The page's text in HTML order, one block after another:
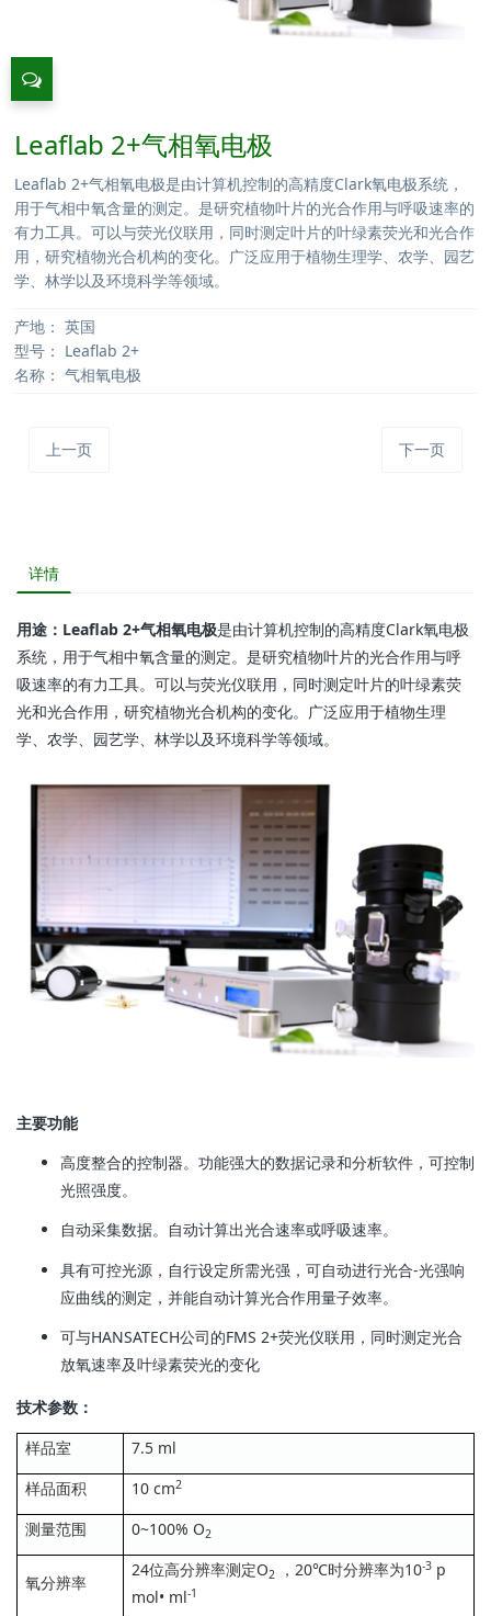
Leaflab 2+气相氧电极
Leaflab 2+气相氧电极是由计算机控制的高精度Clark氧电极系统，
用于气相中氧含量的测定。是研究植物叶片的光合作用与呼吸速率的
有力工具。可以与荧光仪联用，同时测定叶片的叶绿素荧光和光合作
用，研究植物光合机构的变化。广泛应用于植物生理学、农学、园艺
学、林学以及环境科学等领域。
产地： 英国
型号： Leaflab 2+
名称： 气相氧电极
上一页 下一页
详情
用途： Leaflab 2+气相氧电极是由计算机控制的高精度Clark氧电极
系统，用于气相中氧含量的测定。是研究植物叶片的光合作用与呼
吸速率的有力工具。可以与荧光仪联用，同时测定叶片的叶绿素荧
光和光合作用，研究植物光合机构的变化。广泛应用于植物生理
学、农学、园艺学、林学以及环境科学等领域。
主要功能
高度整合的控制器。功能强大的数据记录和分析软件，可控制
光照强度。
自动采集数据。自动计算出光合速率或呼吸速率。
具有可控光源，自行设定所需光强，可自动进行光合-光强响
应曲线的测定，并能自动计算光合作用量子效率。
可与HANSATECH公司的FMS 2+荧光仪联用，同时测定光合
放氧速率及叶绿素荧光的变化
技术参数：
样品室
7.5 ml
样品面积
10 cm2
测量范围 0~100% O2
氧分辨率
24位高分辨率测定O2 ，20℃时分辨率为10-3 p
mol• ml-1